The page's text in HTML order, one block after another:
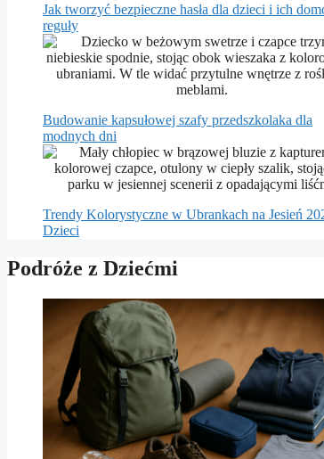
Jak tworzyć bezpieczne hasła dla dzieci i ich
reguły
Budowanie kapsułowej szafy przedszkolaka dla
modnych dni
Trendy Kolorystyczne w Ubrankach na Jesień
Dzieci
Podróże z Dziećmi